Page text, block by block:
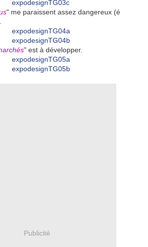
" me paraissent assez dangereux (é
" est à développer.
Publicité